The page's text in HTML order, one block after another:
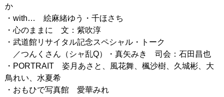
か
・with… 絵麻緒ゆう・千ほさち
・心のままに 文：紫吹淳
・武道館リサイタル記念スペシャル・トーク
／つんくさん（シャ乱Q）・真矢みき 司会：石田昌也
・PORTRAIT 姿月あさと、風花舞、楓沙樹、久城彬、大
鳥れい、水夏希
・おもひで写真館 愛華みれ